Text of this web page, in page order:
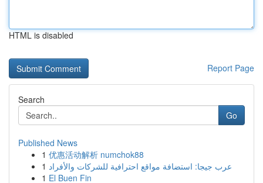
HTML is disabled
Report Page
Search
Go
Published News
1 优惠活动解析 numchok88
1 عرب جيجا: استضافة مواقع احترافية للشركات والأفراد
1 El Buen Fin